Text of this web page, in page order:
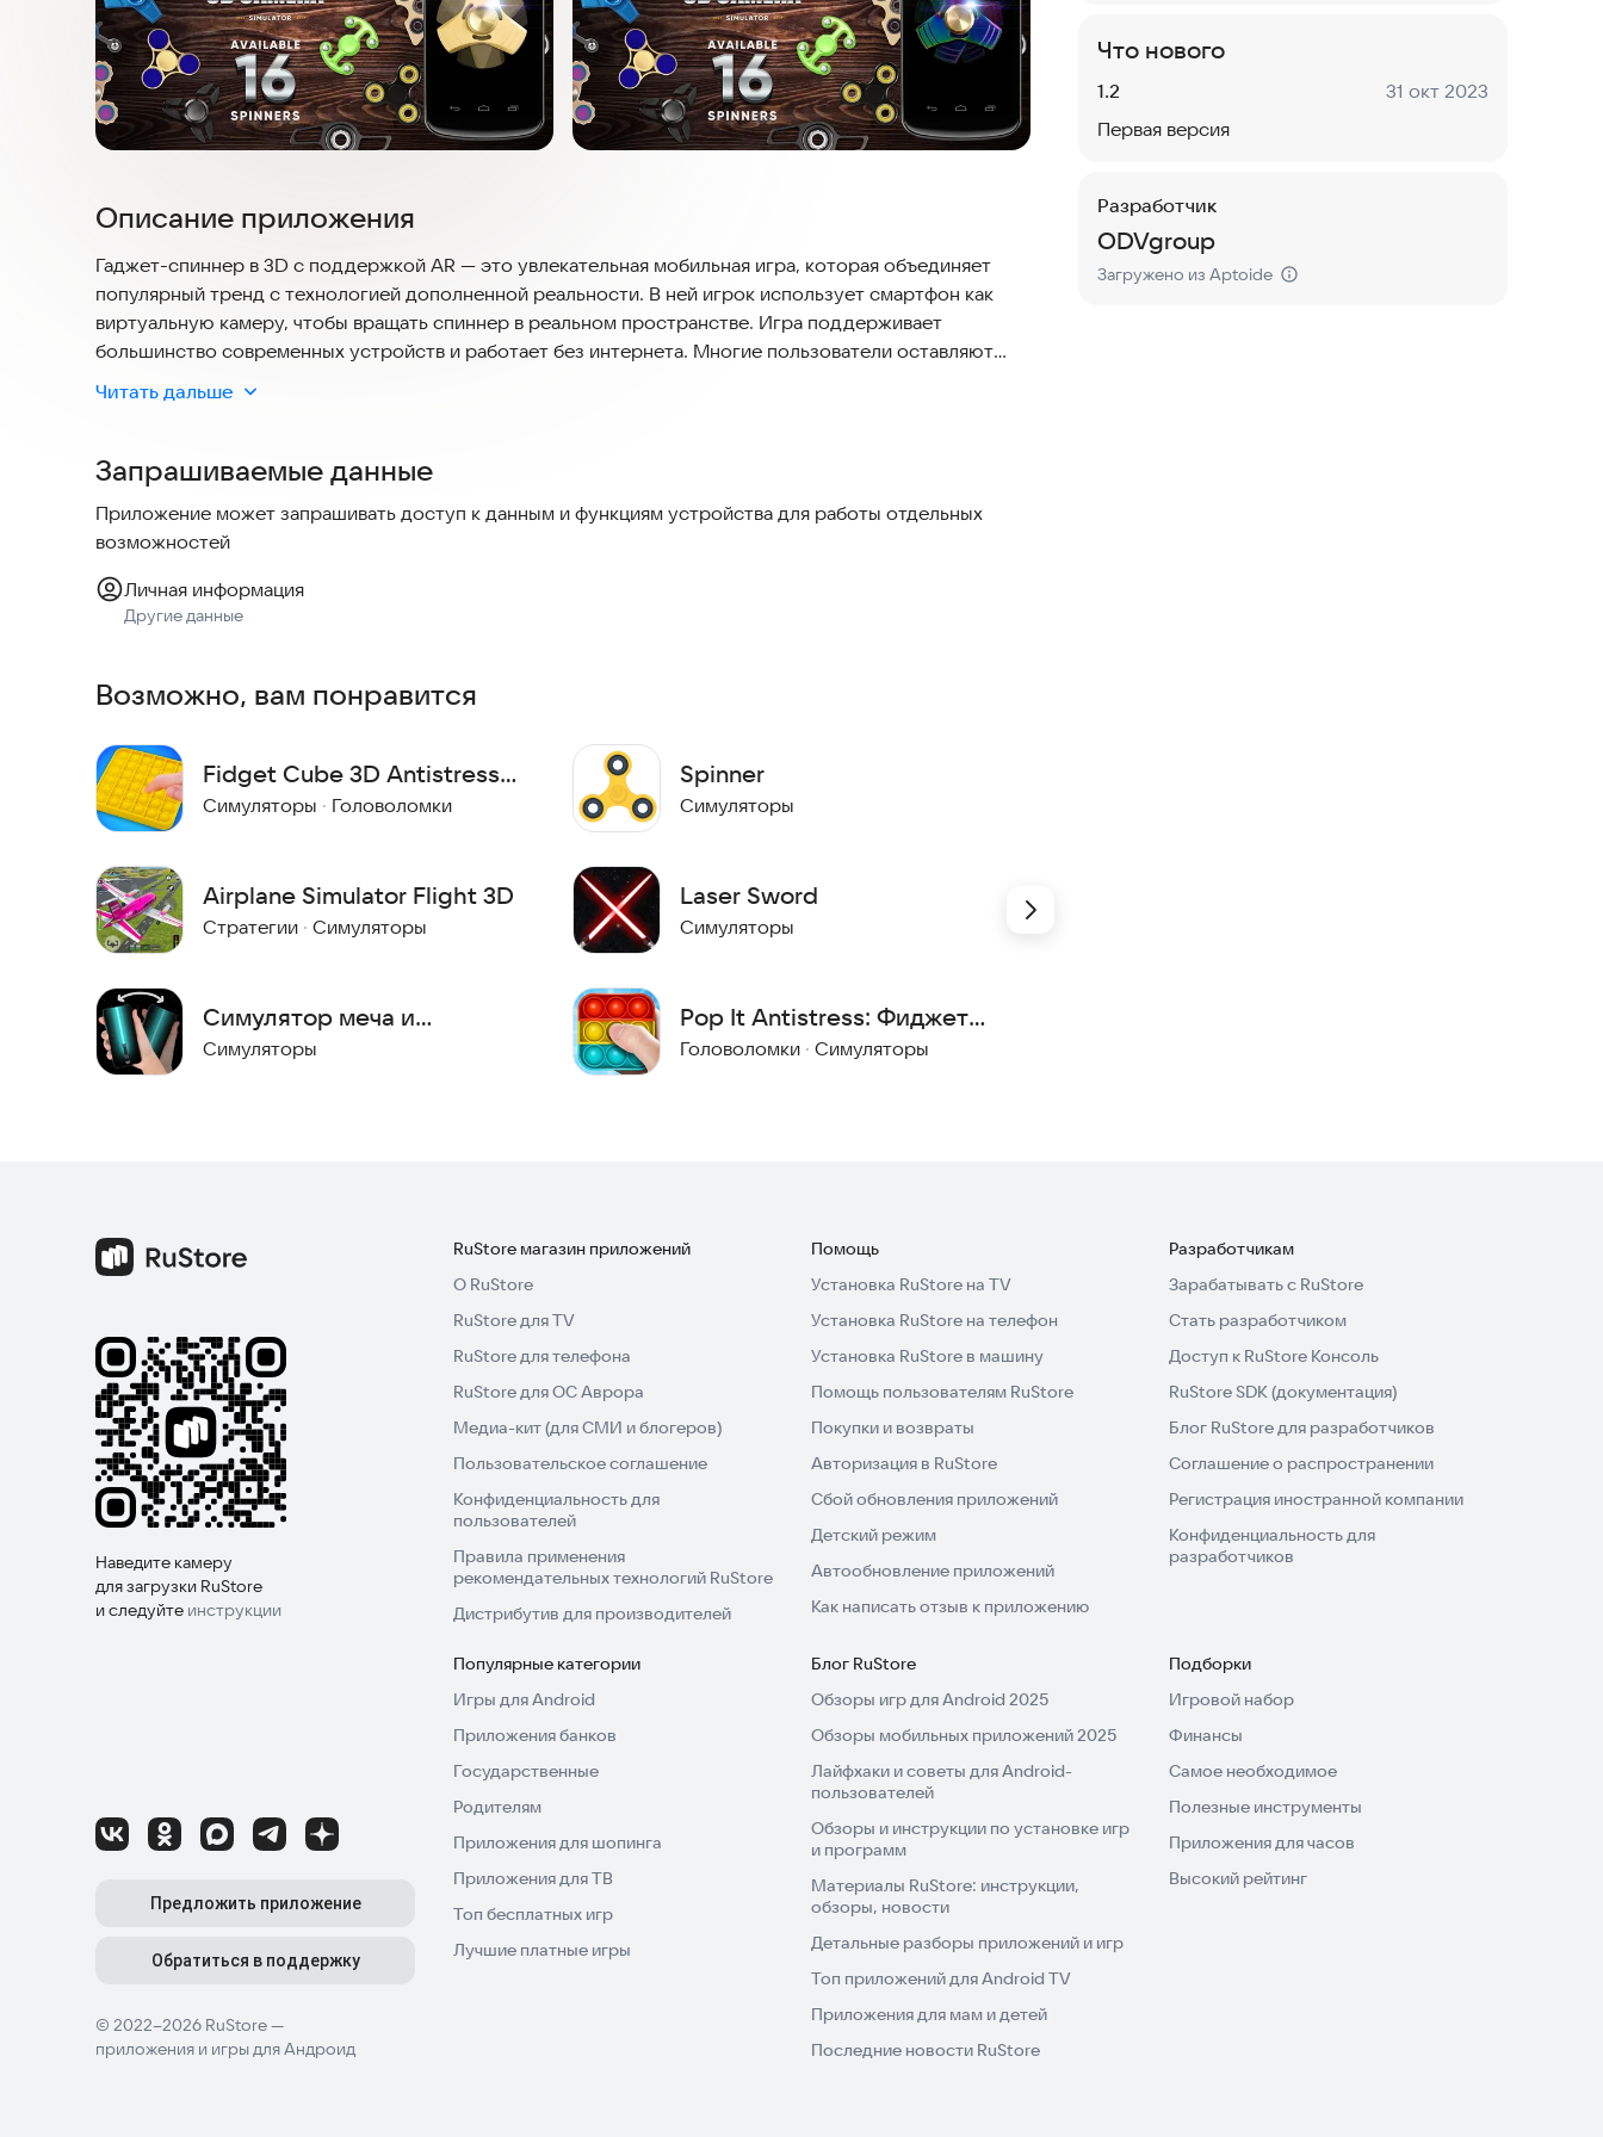
Описание приложения
Гаджет-спиннер в 3D с поддержкой AR — это увлекательная мобильная игра, которая объединяет
популярный тренд с технологией дополненной реальности. В ней игрок использует смартфон как
виртуальную камеру, чтобы вращать спиннер в реальном пространстве. Игра поддерживает
большинство современных устройств и работает без интернета. Многие пользователи оставляют
положительные отзывы, отмечая удобство управления и яркость графики. Скачайте и попробуйте —
это отличный способ развлечься в любое время.
Читать дальше
Запрашиваемые данные
Приложение может запрашивать доступ к данным и функциям устройства для работы отдельных
возможностей
Личная информация
Другие данные
Возможно, вам понравится
Fidget Cube 3D Antistress
Toys
Симуляторы · Головоломки
Airplane Simulator Flight 3D
Стратегии · Симуляторы
Симулятор меча и
пистолета
Симуляторы
Spinner
Симуляторы
Laser Sword
Симуляторы
Pop It Antistress: Фиджет
Игрушки 3D
Головоломки · Симуляторы
Что нового
Версия:
1.2 Дата:
31 окт 2023
Первая версия
Разработчик
ODVgroup
Загружено из Aptoide
Наведите камеру
для загрузки RuStore
и следуйте инструкции
© 2022–2026 RuStore —
приложения и игры для Андроид
Предложить приложение
Обратиться в поддержку
RuStore магазин приложений
О RuStore
RuStore для TV
RuStore для телефона
RuStore для ОС Аврора
Медиа-кит (для СМИ и блогеров)
Пользовательское соглашение
Конфиденциальность для
пользователей
Правила применения
рекомендательных технологий RuStore
Дистрибутив для производителей
Помощь
Установка RuStore на TV
Установка RuStore на телефон
Установка RuStore в машину
Помощь пользователям RuStore
Покупки и возвраты
Авторизация в RuStore
Сбой обновления приложений
Детский режим
Автообновление приложений
Как написать отзыв к приложению
Разработчикам
Зарабатывать с RuStore
Стать разработчиком
Доступ к RuStore Консоль
RuStore SDK (документация)
Блог RuStore для разработчиков
Соглашение о распространении
Регистрация иностранной компании
Конфиденциальность для
разработчиков
Популярные категории
Игры для Android
Приложения банков
Государственные
Родителям
Приложения для шопинга
Приложения для ТВ
Топ бесплатных игр
Лучшие платные игры
Блог RuStore
Обзоры игр для Android 2025
Обзоры мобильных приложений 2025
Лайфхаки и советы для Android-
пользователей
Обзоры и инструкции по установке игр
и программ
Материалы RuStore: инструкции,
обзоры, новости
Детальные разборы приложений и игр
Топ приложений для Android TV
Приложения для мам и детей
Последние новости RuStore
Подборки
Игровой набор
Финансы
Самое необходимое
Полезные инструменты
Приложения для часов
Высокий рейтинг